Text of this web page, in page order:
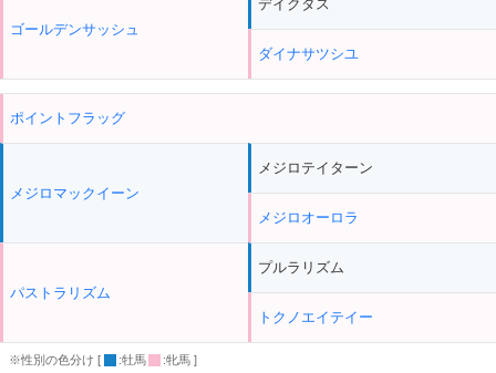
ゴールデンサッシュ
デイクタス
ダイナサツシユ
ポイントフラッグ
メジロマックイーン
パストラリズム
メジロテイターン
メジロオーロラ
プルラリズム
トクノエイテイー
※性別の色分け [ :牡馬 :牝馬 ]